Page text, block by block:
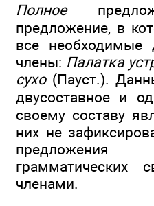
Полное
предложение, в
все необходимые
члены: Палатка
сухо(Пауст.).
двусоставное и
своему составу
них не
грамматических
членами.